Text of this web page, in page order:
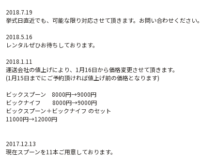
2018.7.19
挙式日直近でも、可能な限り対応させて頂きます。お問い合わせください。
2018.5.16
レンタルぜひお待ちしております。
2018.1.11
運送会社の値上げにより、1月16日から価格変更させて頂きます。
(1月15日までにご予約頂ければ値上げ前の価格となります)
ビックスプーン 8000円→9000円
ビックナイフ 8000円→9000円
ビックスプーン＋ビックナイフ のセット
11000円→12000円
2017.12.13
現在スプーンを11本ご用意しております。